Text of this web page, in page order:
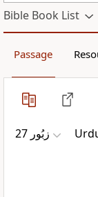
Bible Book List
Passage
زبُور 27